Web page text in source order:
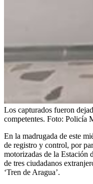
Los capturados fueron
competentes. Foto: Policía
En la madrugada de este
de registro y control, por
motorizadas de la Estación
de tres ciudadanos
‘Tren de Aragua’.